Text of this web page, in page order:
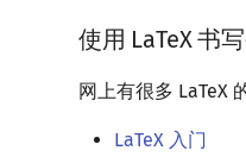
使用 LaTeX 书
网上有很多 LaTeX
LaTeX 入门